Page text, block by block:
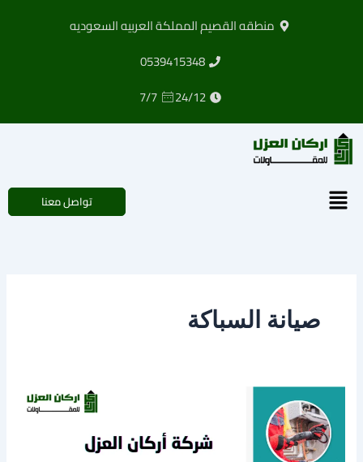
منطقه القصيم المملكة العربيه السعوديه
0539415348
24/12
7/7
القائمة تواصل معنا
صيانة السباكة
تسربات
المياه
بالبدائع